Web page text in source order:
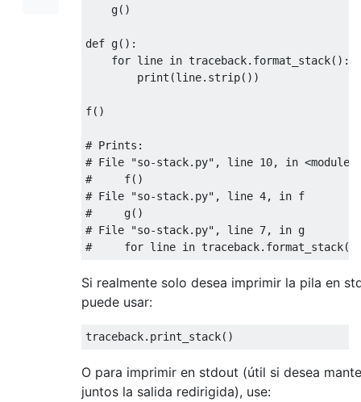
    g
()
def g():
for line in traceback. format_stack():
print (line. strip())
f()
# Prints:
# File "so-stack.py", line 10, in <module>
#     f()
# File "so-stack.py", line 4, in f
#     g()
# File "so-stack.py", line 7, in g
#     for line in
Si realmente solo desea imprimir la pila en
puede usar:
traceback. print_stack()
O para imprimir en stdout (útil si desea
juntos la salida redirigida), use: